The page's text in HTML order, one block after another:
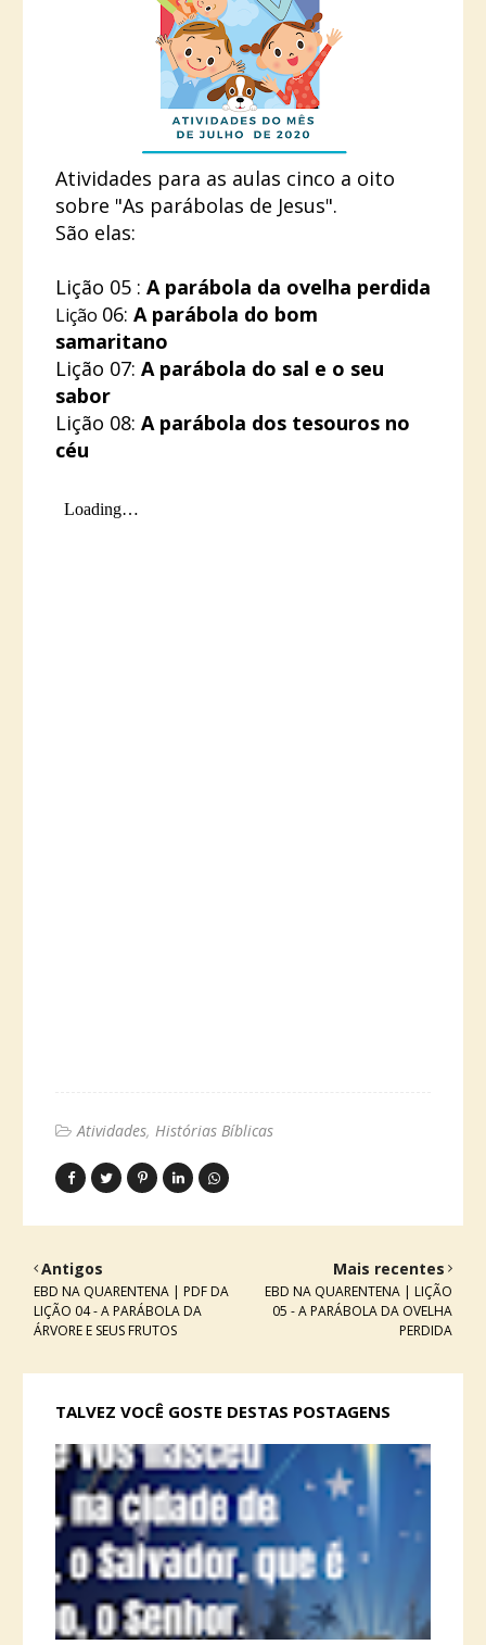
Atividades para as aulas cinco a oito
sobre "As parábolas de Jesus".
São elas:
Lição 05 : A parábola da ovelha perdida
Lição 06: A parábola do bom
samaritano
Lição 07: A parábola do sal e o seu
sabor
Lição 08: A parábola dos tesouros no
céu
Atividades Histórias Bíblicas
Mais recentes
EBD NA QUARENTENA | LIÇÃO
05 - A PARÁBOLA DA OVELHA
PERDIDA
Antigos
EBD NA QUARENTENA | PDF DA
LIÇÃO 04 - A PARÁBOLA DA
ÁRVORE E SEUS FRUTOS
TALVEZ VOCÊ GOSTE DESTAS POSTAGENS